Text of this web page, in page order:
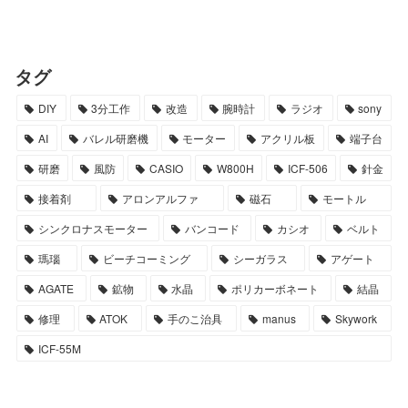
タグ
DIY 3分工作 改造 腕時計 ラジオ
sony
AI
バレル研磨機 モーター アクリル板
端子台
研磨
風防 CASIO W800H ICF-506
針金
接着剤
アロンアルファ 磁石
モートル
シンクロナスモーター
バンコード カシオ
ベルト
瑪瑙
ビーチコーミング シーガラス
アゲート
AGATE
鉱物 水晶 ポリカーボネート
結晶
修理
ATOK 手のこ治具 manus
Skywork
ICF-55M